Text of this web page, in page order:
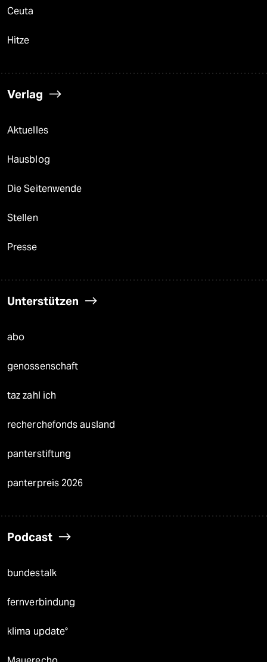
Ceuta
Hitze
Verlag
Aktuelles
Hausblog
Die Seitenwende
Stellen
Presse
Unterstützen
abo
genossenschaft
taz zahl ich
recherchefonds ausland
panterstiftung
panterpreis 2026
Podcast
bundestalk
fernverbindung
klima update°